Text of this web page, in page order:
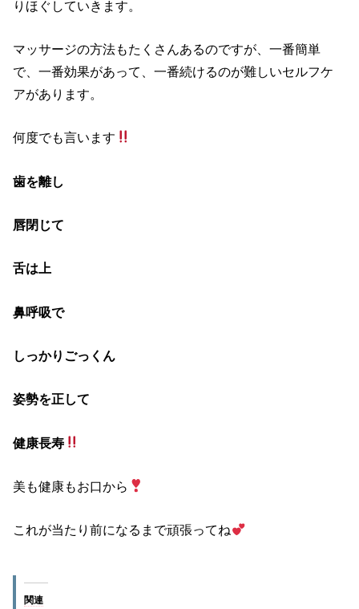
りほぐしていきます。
マッサージの方法もたくさんあるのですが、一番簡単
で、一番効果があって、一番続けるのが難しいセルフケ
アがあります。
何度でも言います
歯を離し
唇閉じて
舌は上
鼻呼吸で
しっかりごっくん
姿勢を正して
健康長寿
美も健康もお口から
これが当たり前になるまで頑張ってね
関連